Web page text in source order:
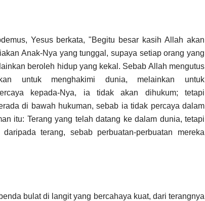
Yesus berkata, "Begitu besar kasih Allah akan
Anak-Nya yang tunggal, supaya setiap orang yang
beroleh hidup yang kekal. Sebab Allah mengutus
untuk menghakimi dunia, melainkan untuk
kepada-Nya, ia tidak akan dihukum; tetapi
di bawah hukuman, sebab ia tidak percaya dalam
itu: Terang yang telah datang ke dalam dunia, tetapi
terang, sebab perbuatan-perbuatan mereka
bulat di langit yang bercahaya kuat, dari terangnya